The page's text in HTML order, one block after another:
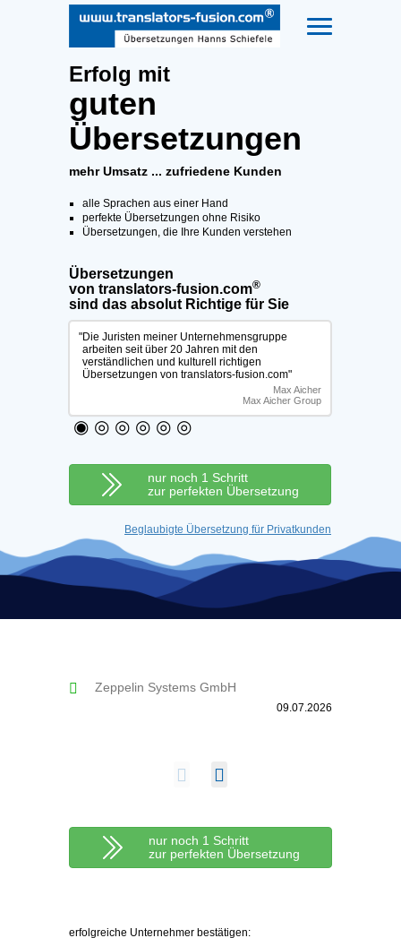
Erfolg mit
guten
Übersetzungen
mehr Umsatz ... zufriedene Kunden
alle Sprachen aus einer Hand
perfekte Übersetzungen ohne Risiko
Übersetzungen, die Ihre Kunden verstehen
Übersetzungen
von translators-fusion.com®
sind das absolut Richtige für Sie
"Die Juristen meiner Unternehmensgruppe
arbeiten seit über 20 Jahren mit den
verständlichen und kulturell richtigen
Übersetzungen von translators‑fusion.com"
Max Aicher
Max Aicher Group
◉ ◎ ◎ ◎ ◎ ◎
nur noch 1 Schritt
zur perfekten Übersetzung
Beglaubigte Übersetzung für Privatkunden
Zeppelin Systems GmbH
09.07.2026
nur noch 1 Schritt
zur perfekten Übersetzung
erfolgreiche Unternehmer bestätigen: